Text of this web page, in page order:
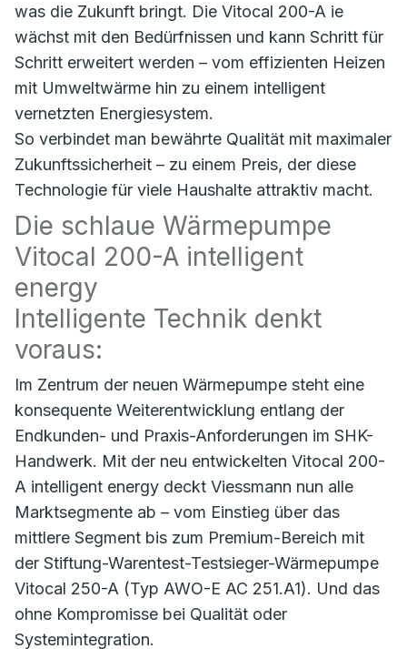
was die Zukunft bringt. Die Vitocal 200-A ie
wächst mit den Bedürfnissen und kann Schritt für
Schritt erweitert werden – vom effizienten Heizen
mit Umweltwärme hin zu einem intelligent
vernetzten Energiesystem.
So verbindet man bewährte Qualität mit maximaler
Zukunftssicherheit – zu einem Preis, der diese
Technologie für viele Haushalte attraktiv macht.
Die schlaue Wärmepumpe
Vitocal 200-A intelligent
energy
Intelligente Technik denkt
voraus:
Im Zentrum der neuen Wärmepumpe steht eine
konsequente Weiterentwicklung entlang der
Endkunden- und Praxis-Anforderungen im SHK-
Handwerk. Mit der neu entwickelten Vitocal 200-
A intelligent energy deckt Viessmann nun alle
Marktsegmente ab – vom Einstieg über das
mittlere Segment bis zum Premium-Bereich mit
der Stiftung-Warentest-Testsieger-Wärmepumpe
Vitocal 250-A (Typ AWO-E AC 251.A1). Und das
ohne Kompromisse bei Qualität oder
Systemintegration.